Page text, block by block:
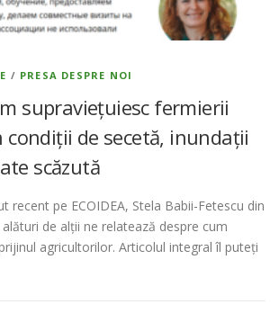
/ PRESA DESPRE NOI
supraviețuiesc fermierii
condiții de secetă, inundații
scăzută
recent pe ECOIDEA, Stela Babii-Fetescu din
de alții ne relatează despre cum
agricultorilor. Articolul integral îl puteți